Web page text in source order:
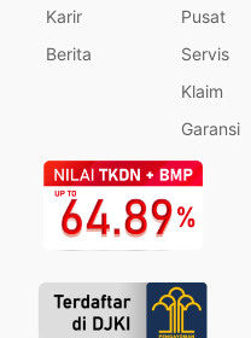
Karir
Berita
Pusat
Servis
Klaim
Garansi